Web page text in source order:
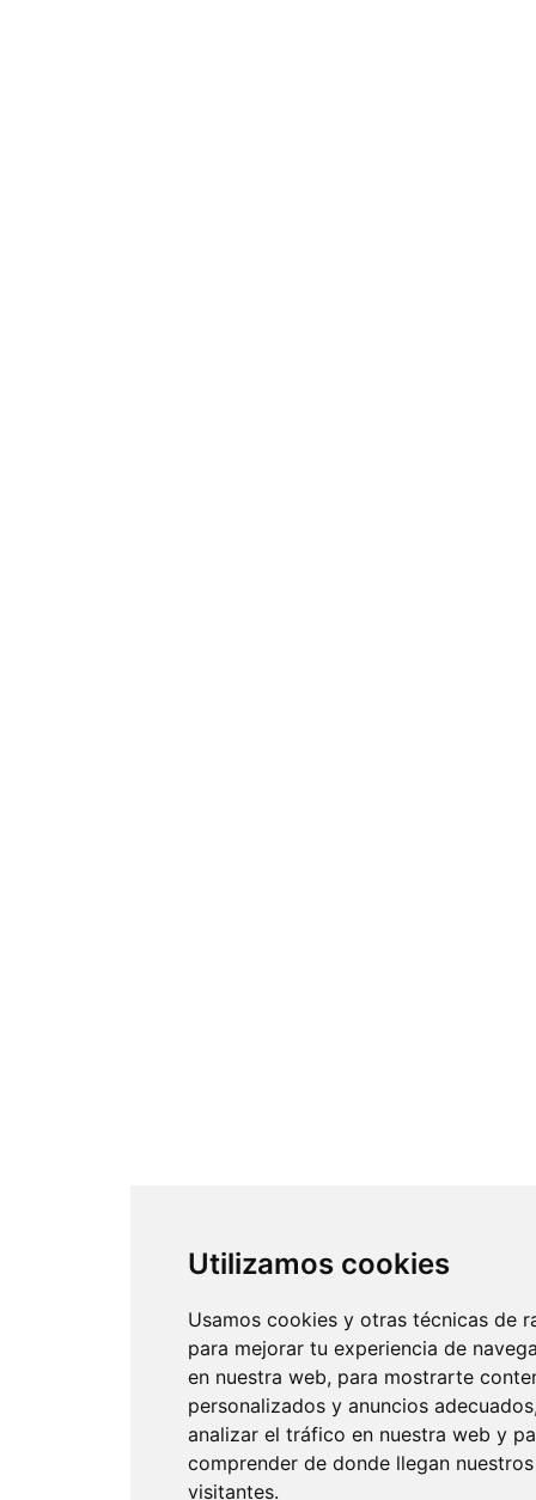
Utilizamos cookies
Usamos cookies y otras técnicas de
para mejorar tu experiencia de
en nuestra web, para mostrarte
personalizados y anuncios
analizar el tráfico en nuestra web y
comprender de donde llegan nuestros
visitantes.